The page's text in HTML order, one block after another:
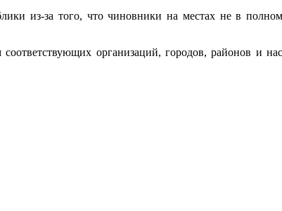
из-за того, что чиновники на местах не в
организаций, городов, районов и